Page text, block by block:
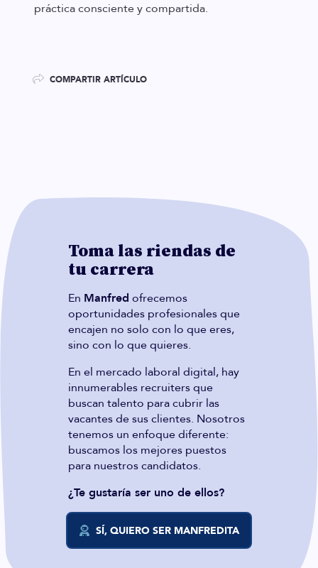
práctica consciente y compartida.
COMPARTIR ARTÍCULO
Toma las riendas de
tu carrera
En Manfred ofrecemos
oportunidades profesionales que
encajen no solo con lo que eres,
sino con lo que quieres.
En el mercado laboral digital, hay
innumerables recruiters que
buscan talento para cubrir las
vacantes de sus clientes. Nosotros
tenemos un enfoque diferente:
buscamos los mejores puestos
para nuestros candidatos.
¿Te gustaría ser uno de ellos?
SÍ, QUIERO SER MANFREDITA